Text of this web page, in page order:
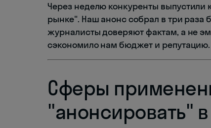
Через неделю конкуренты
рынке". Наш анонс собрал в три
журналисты доверяют фактам, а не
сэкономило нам бюджет и репутацию.
Сферы
"анонсировать"